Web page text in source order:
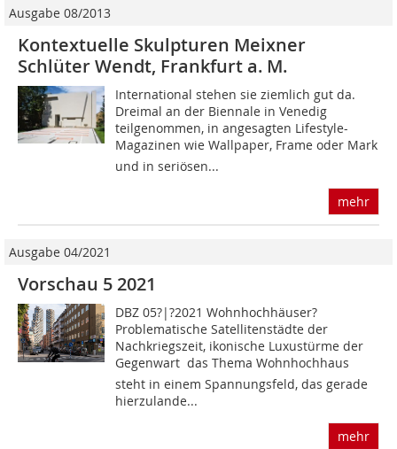
Ausgabe 08/2013
Kontextuelle Skulpturen Meixner
Schlüter Wendt, Frankfurt a. M.
International stehen sie ziemlich gut da.
Dreimal an der Biennale in Venedig
teilgenommen, in angesagten Lifestyle-
Magazinen wie Wallpaper, Frame oder Mark
und in seriösen...
mehr
Ausgabe 04/2021
Vorschau 5 2021
DBZ 05?|?2021 Wohnhochhäuser?
Problematische Satellitenstädte der
Nachkriegszeit, ikonische Luxustürme der
Gegenwart  das Thema Wohnhochhaus
steht in einem Spannungsfeld, das gerade
hierzulande...
mehr